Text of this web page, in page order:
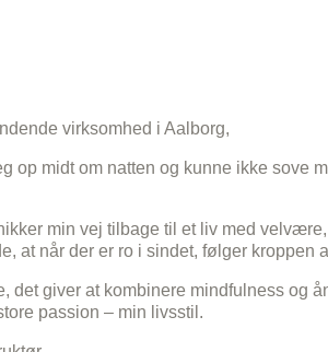
virksomhed i Aalborg,
midt om natten og kunne ikke sove
min vej tilbage til et liv med
når der er ro i sindet, følger kroppen
det giver at kombinere mindfulness og
passion – min livsstil.